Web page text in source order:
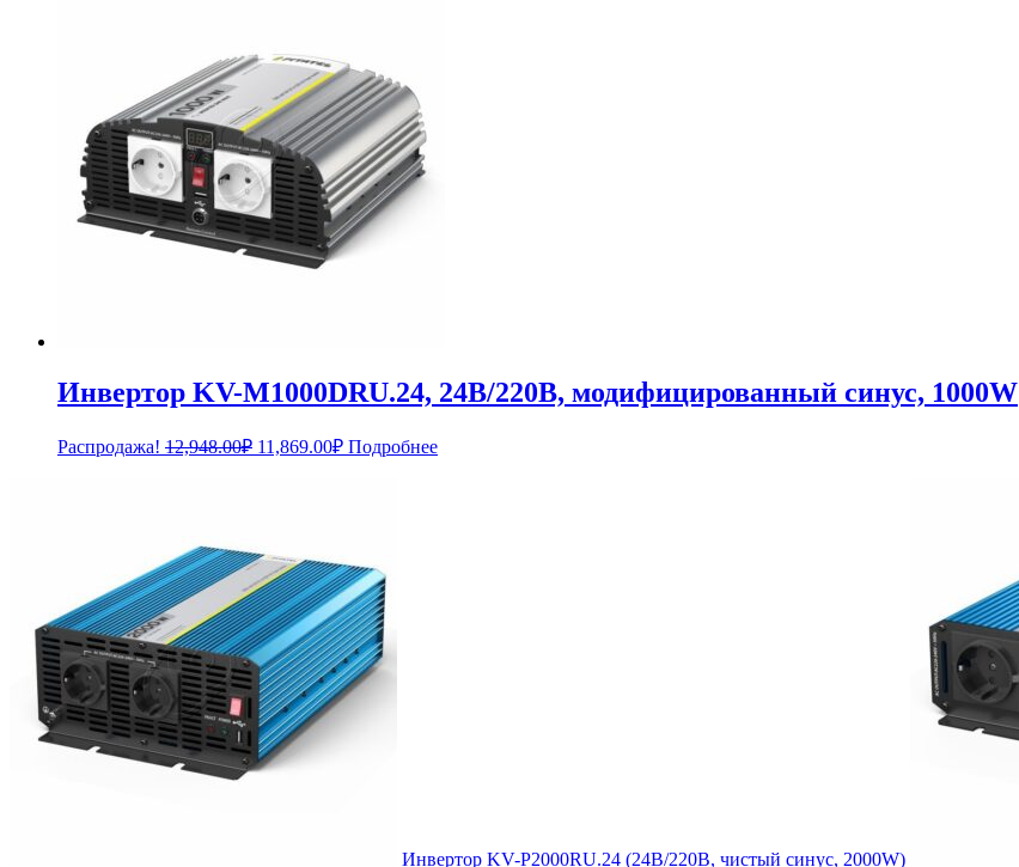
Инвертор KV-M1000DRU.24, 24В/220В, модифицированный синус, 1000W
Распродажа! 12,948.00₽ Первоначальная
11,869.00₽Текущая
цена:
Подробнее
Инвертор KV-P2000RU.24 (24В/220В, чистый синус, 2000W)